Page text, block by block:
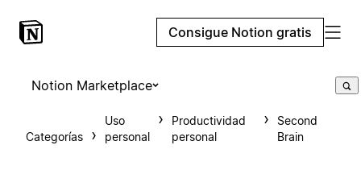
Consigue Notion gratis
Notion Marketplace
Categorías
Uso
personal
Productividad
personal
Second
Brain